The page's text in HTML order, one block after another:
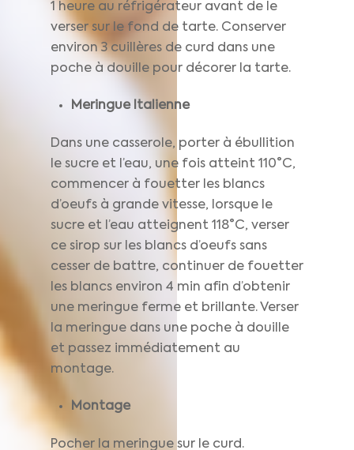
1 heure au réfrigérateur avant de le
verser sur le fond de tarte. Conserver
environ 3 cuillères de curd dans une
poche à douille pour décorer la tarte.
Meringue Italienne
Dans une casserole, porter à ébullition
le sucre et l’eau, une fois atteint 110°C,
commencer à fouetter les blancs
d’oeufs à grande vitesse, lorsque le
sucre et l’eau atteignent 118°C, verser
ce sirop sur les blancs d’oeufs sans
cesser de battre, continuer de fouetter
les blancs environ 4 min afin d’obtenir
une meringue ferme et brillante. Verser
la meringue dans une poche à douille
et passez immédiatement au
montage.
Montage
Pocher la meringue sur le curd.